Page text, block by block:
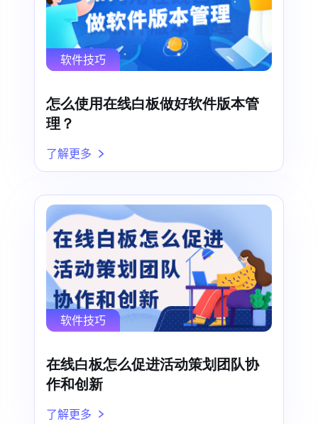
软件技巧
怎么使用在线白板做好软件版本管
理？
了解更多
软件技巧
在线白板怎么促进活动策划团队协
作和创新
了解更多